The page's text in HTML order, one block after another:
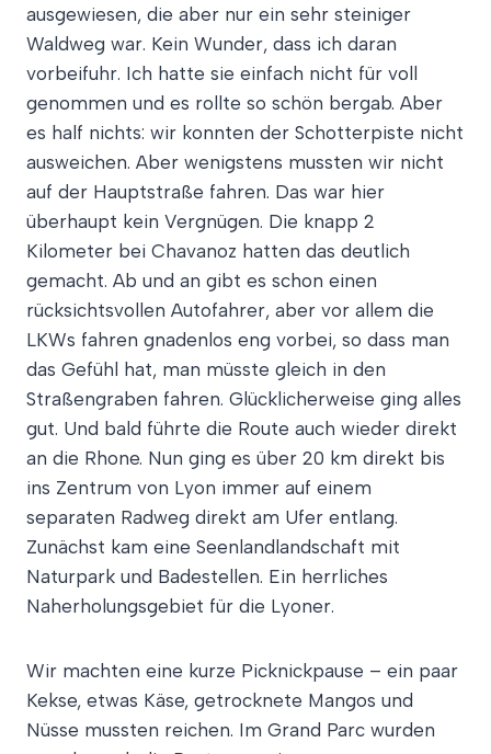
ausgewiesen, die aber nur ein sehr steiniger
Waldweg war. Kein Wunder, dass ich daran
vorbeifuhr. Ich hatte sie einfach nicht für voll
genommen und es rollte so schön bergab. Aber
es half nichts: wir konnten der Schotterpiste nicht
ausweichen. Aber wenigstens mussten wir nicht
auf der Hauptstraße fahren. Das war hier
überhaupt kein Vergnügen. Die knapp 2
Kilometer bei Chavanoz hatten das deutlich
gemacht. Ab und an gibt es schon einen
rücksichtsvollen Autofahrer, aber vor allem die
LKWs fahren gnadenlos eng vorbei, so dass man
das Gefühl hat, man müsste gleich in den
Straßengraben fahren. Glücklicherweise ging alles
gut. Und bald führte die Route auch wieder direkt
an die Rhone. Nun ging es über 20 km direkt bis
ins Zentrum von Lyon immer auf einem
separaten Radweg direkt am Ufer entlang.
Zunächst kam eine Seenlandlandschaft mit
Naturpark und Badestellen. Ein herrliches
Naherholungsgebiet für die Lyoner.
Wir machten eine kurze Picknickpause – ein paar
Kekse, etwas Käse, getrocknete Mangos und
Nüsse mussten reichen. Im Grand Parc wurden